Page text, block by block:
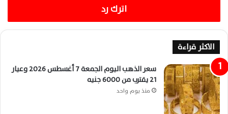
اترك رد
الاكثر قراءة
سعر الذهب اليوم الجمعة 7 أغسطس 2026 وعيار
21 يقترب من 6000 جنيه
منذ يوم واحد